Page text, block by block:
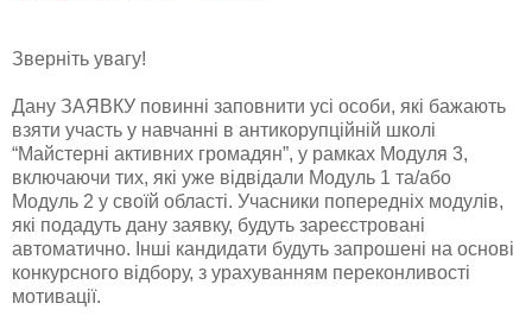
Зверніть увагу!
Дану ЗАЯВКУ повинні заповнити усі особи, які бажають
взяти участь у навчанні в антикорупційній школі
“Майстерні активних громадян”, у рамках Модуля 3,
включаючи тих, які уже відвідали Модуль 1 та/або
Модуль 2 у своїй області. Учасники попередніх модулів,
які подадуть дану заявку, будуть зареєстровані
автоматично. Інші кандидати будуть запрошені на основі
конкурсного відбору, з урахуванням переконливості
мотивації.